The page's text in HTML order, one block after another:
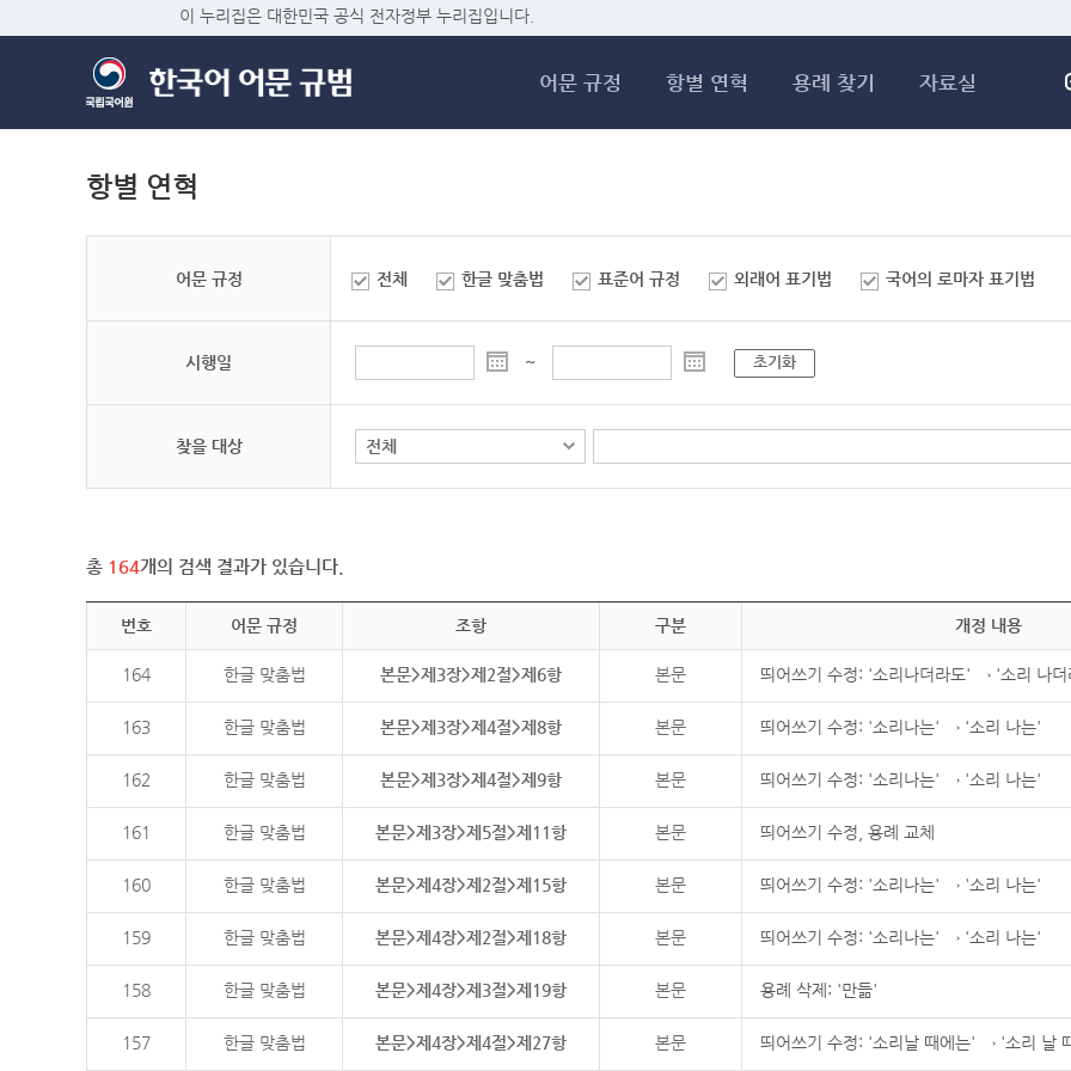
이 누리집은 대한민국 공식 전자정부 누리집입니다.
어문 규정 항별 연혁 용례 찾기 자료실
항별 연혁
어문 규정 전체 한글 맞춤법 표준어 규정 외래어 표기법 국어의 로마자 표기법
시행일 ~ 초기화
찾을 대상
총 164개의 검색 결과가 있습니다.
번호 어문 규정 조항 구분 개정 내용
164 한글 맞춤법 본문>제3장>제2절>제6항 본문 띄어쓰기 수정: '소리나더라도' → '소리 나더
163 한글 맞춤법 본문>제3장>제4절>제8항 본문 띄어쓰기 수정: '소리나는' → '소리 나는'
162 한글 맞춤법 본문>제3장>제4절>제9항 본문 띄어쓰기 수정: '소리나는' → '소리 나는'
161 한글 맞춤법 본문>제3장>제5절>제11항 본문 띄어쓰기 수정, 용례 교체
160 한글 맞춤법 본문>제4장>제2절>제15항 본문 띄어쓰기 수정: '소리나는' → '소리 나는'
159 한글 맞춤법 본문>제4장>제2절>제18항 본문 띄어쓰기 수정: '소리나는' → '소리 나는'
158 한글 맞춤법 본문>제4장>제3절>제19항 본문 용례 삭제: '만듦'
157 한글 맞춤법 본문>제4장>제4절>제27항 본문 띄어쓰기 수정: '소리날 때에는' → '소리 날